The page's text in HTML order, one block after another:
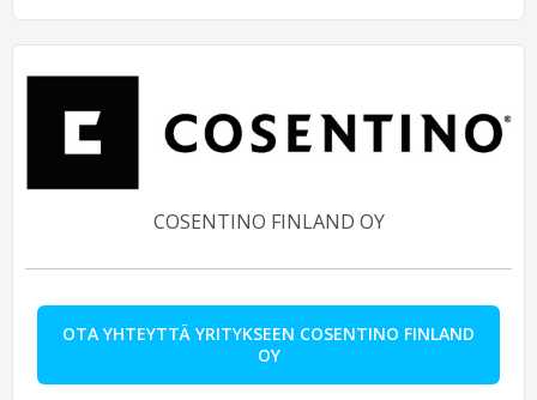
COSENTINO FINLAND OY
OTA YHTEYTTÄ YRITYKSEEN COSENTINO FINLAND
OY